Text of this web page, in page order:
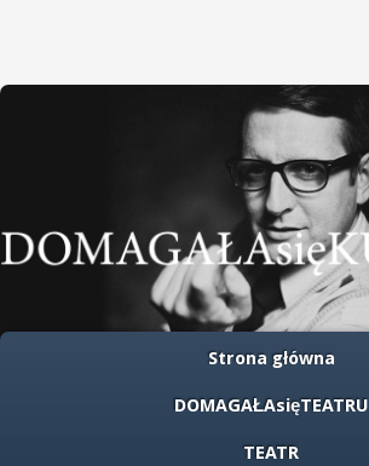
Strona główna
DOMAGAŁAsięTEATRU
TEATR